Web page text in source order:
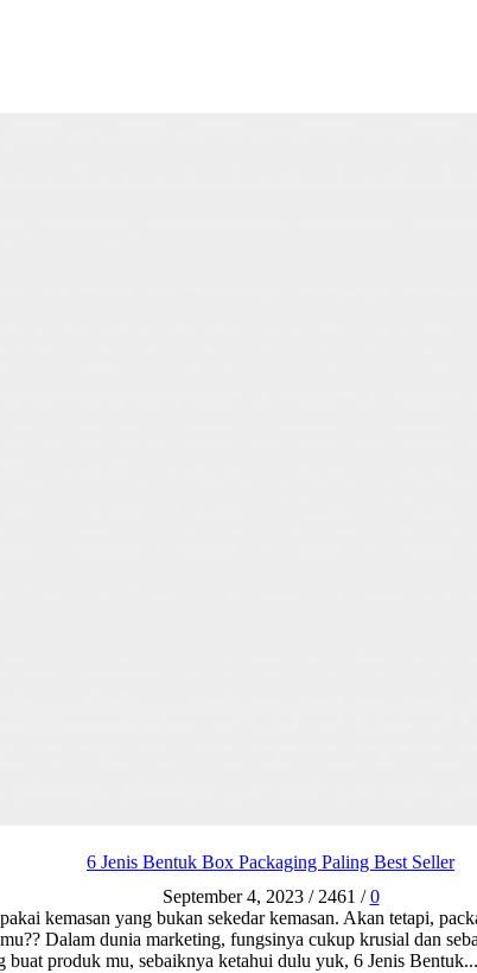
6 Jenis Bentuk Box Packaging Paling Best Seller
September 4, 2023 / 2461 / 0
kemasan yang bukan sekedar kemasan. Akan tetapi,
Dalam dunia marketing, fungsinya cukup krusial dan
buat produk mu, sebaiknya ketahui dulu yuk, 6 Jenis Bentuk...